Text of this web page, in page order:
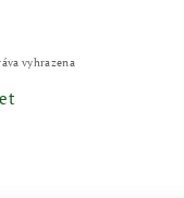
vyhrazena